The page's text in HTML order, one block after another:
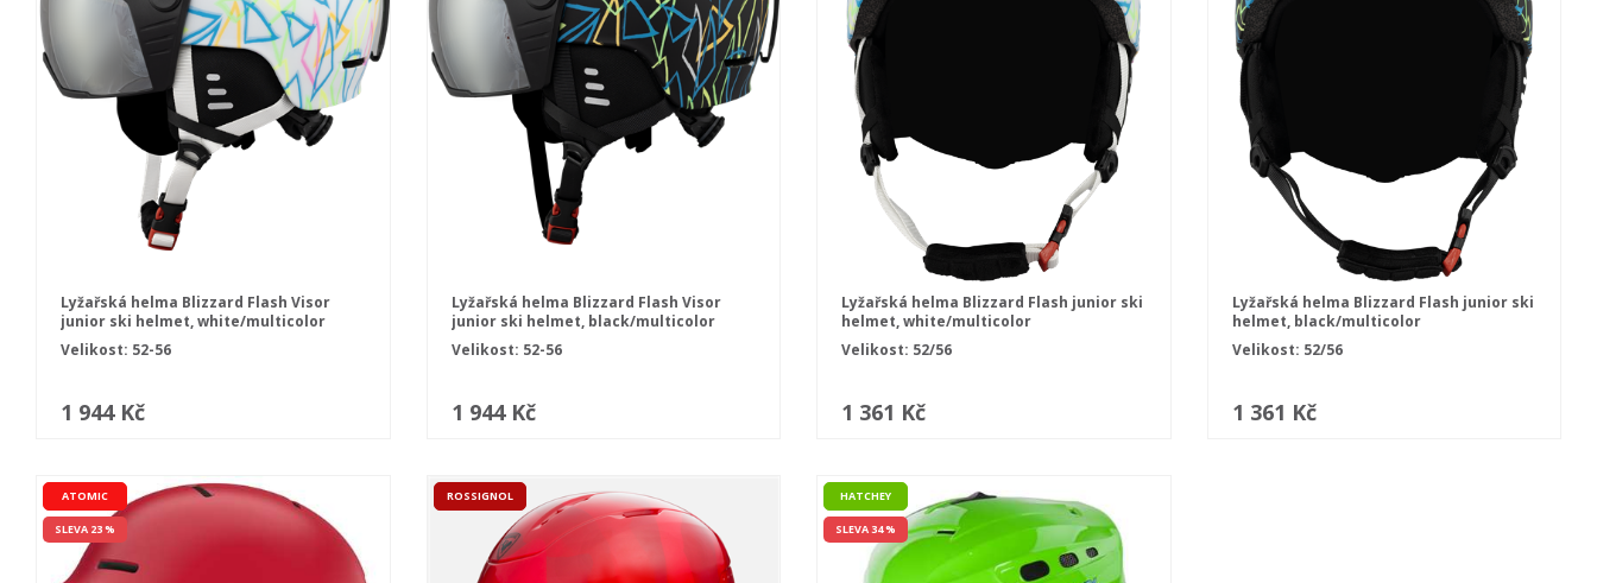
Lyžařská helma Blizzard Flash Visor
junior ski helmet, white/multicolor
Velikost: 52-56
1 944 Kč
Lyžařská helma Blizzard Flash Visor
junior ski helmet, black/multicolor
Velikost: 52-56
1 944 Kč
Lyžařská helma Blizzard Flash junior ski
helmet, white/multicolor
Velikost: 52/56
1 361 Kč
Lyžařská helma Blizzard Flash junior ski
helmet, black/multicolor
Velikost: 52/56
1 361 Kč
ATOMIC
SLEVA 23 %
ROSSIGNOL HATCHEY
SLEVA 34 %